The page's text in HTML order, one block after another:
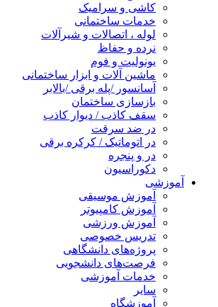
کاشی و سرامیک
خدمات ساختمانی
لوله ، اتصالات و شیرآلات
نرده و حفاظ
یونولیت و فوم
ماشین آلات و ابزار ساختمانی
آسانسور /پله برقی /بالابر
بازسازی ساختمان
سقف کاذب / دیوار کاذب
در ضد سرقت
در اتوماتیک / کرکره برقی
در و پنجره
دکوراسیون
آموزشی
آموزش موسیقی
آموزش کامپیوتر
آموزش ورزشی
تدریس خصوصی
پروژه‌های دانشگاهی
فرصت‌های دانشجویی
خدمات آموزشی
سایر
آموزشگاه